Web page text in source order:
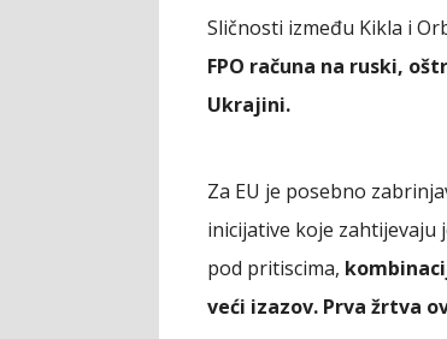
Sličnosti između Kikla i
FPO računa na ruski,
Ukrajini.
Za EU je posebno
inicijative koje zahtijevaju
pod pritiscima,
veći izazov. Prva žrtva